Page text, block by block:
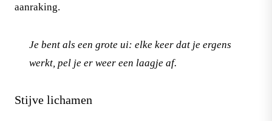
aanraking.
Je bent als een grote ui: elke keer dat je ergens
werkt, pel je er weer een laagje af.
Stijve lichamen